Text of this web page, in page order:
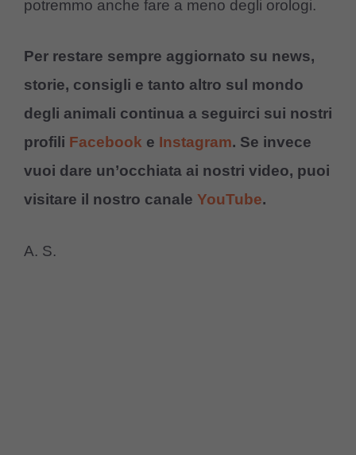
potremmo anche fare a meno degli orologi.
Per restare sempre aggiornato su news,
storie, consigli e tanto altro sul mondo
degli animali continua a seguirci sui nostri
profili Facebook e Instagram. Se invece
vuoi dare un’occhiata ai nostri video, puoi
visitare il nostro canale YouTube.
A. S.